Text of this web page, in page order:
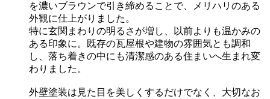
を濃いブラウンで引き締めることで、メリハリのある
外観に仕上がりました。
特に玄関まわりの明るさが増し、以前よりも温かみの
ある印象に。既存の瓦屋根や建物の雰囲気とも調和
し、落ち着きの中にも清潔感のある住まいへ生まれ変
わりました。
外壁塗装は見た目を美しくするだけでなく、大切なお